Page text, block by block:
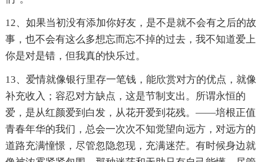
12、如果当初没有添加你好友，是不是就不会有之后的故
事，也不会有这么多想忘而忘不掉的过去，我不知道爱上
你是对是错，但我真的快乐过。
13、爱情就像银行里存一笔钱，能欣赏对方的优点，就像
补充收入；容忍对方缺点，这是节制支出。所谓永恒的
爱，是从红颜爱到白发，从花开爱到花残。——培根正值
青春年华的我们，总会一次次不知觉望向远方，对远方的
道路充满憧憬，尽管忽隐忽现，充满迷茫。有时候身边就